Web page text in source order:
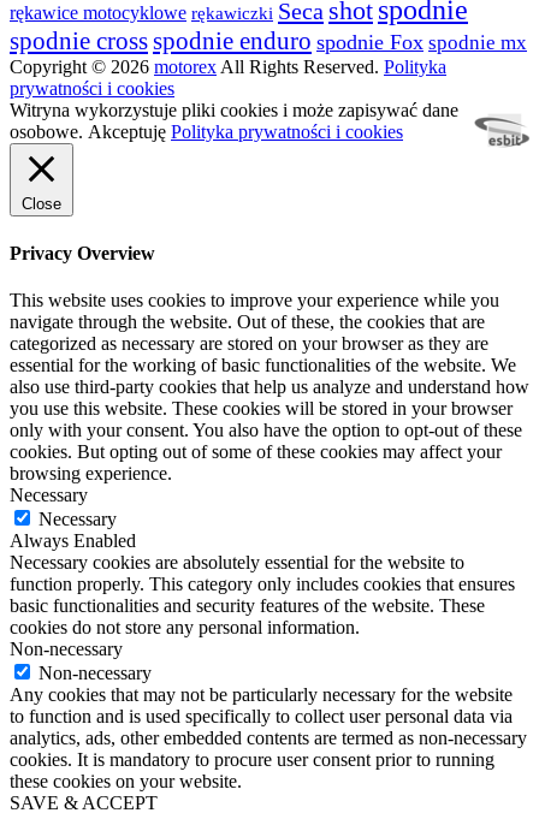
rękawice motocyklowe rękawiczki Seca shot spodnie
spodnie crossspodnie enduro spodnie Fox spodnie mx
Copyright © 2026 motorex All Rights Reserved. Polityka
prywatności i cookies
Witryna wykorzystuje pliki cookies i może zapisywać dane
osobowe. Akceptuję Polityka prywatności i cookies
Close
Privacy Overview
This website uses cookies to improve your experience while you
navigate through the website. Out of these, the cookies that are
categorized as necessary are stored on your browser as they are
essential for the working of basic functionalities of the website. We
also use third-party cookies that help us analyze and understand how
you use this website. These cookies will be stored in your browser
only with your consent. You also have the option to opt-out of these
cookies. But opting out of some of these cookies may affect your
browsing experience.
Necessary
Necessary
Always Enabled
Necessary cookies are absolutely essential for the website to
function properly. This category only includes cookies that ensures
basic functionalities and security features of the website. These
cookies do not store any personal information.
Non-necessary
Non-necessary
Any cookies that may not be particularly necessary for the website
to function and is used specifically to collect user personal data via
analytics, ads, other embedded contents are termed as non-necessary
cookies. It is mandatory to procure user consent prior to running
these cookies on your website.
SAVE & ACCEPT